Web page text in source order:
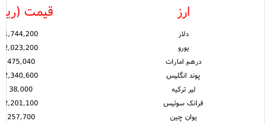
ارز
قیمت
دلار
1,744,200
یورو
2,023,200
درهم امارات
475,040
پوند انگلیس
2,340,600
لیر ترکیه
38,000
فرانک سوئیس
2,201,100
یوان چین
257,700